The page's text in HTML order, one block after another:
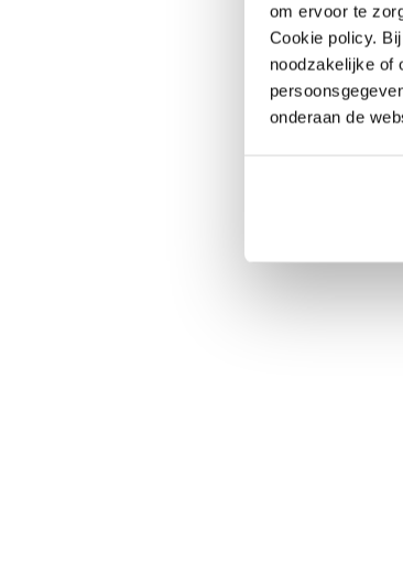
om ervoor te
Cookie policy.
noodzakelijke of
onderaan de